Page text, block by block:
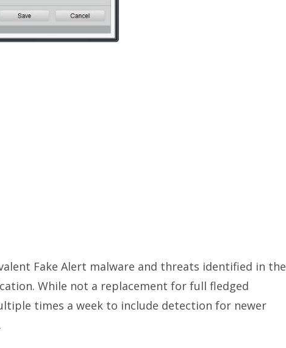
Fake Alert malware and threats identified in the
While not a replacement for full fledged
times a week to include detection for newer